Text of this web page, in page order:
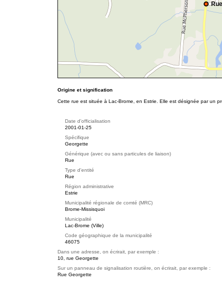
Origine et signification
Cette rue est située à Lac-Brome, en Estrie. Elle est désignée par un
Date d'officialisation
2001-01-25
Spécifique
Georgette
Générique (avec ou sans particules de liaison)
Rue
Type d'entité
Rue
Région administrative
Estrie
Municipalité régionale de comté (MRC)
Brome-Missisquoi
Municipalité
Lac-Brome (Ville)
Code géographique de la municipalité
46075
Dans une adresse, on écrirait, par exemple :
10, rue Georgette
Sur un panneau de signalisation routière, on écrirait, par exemple :
Rue Georgette